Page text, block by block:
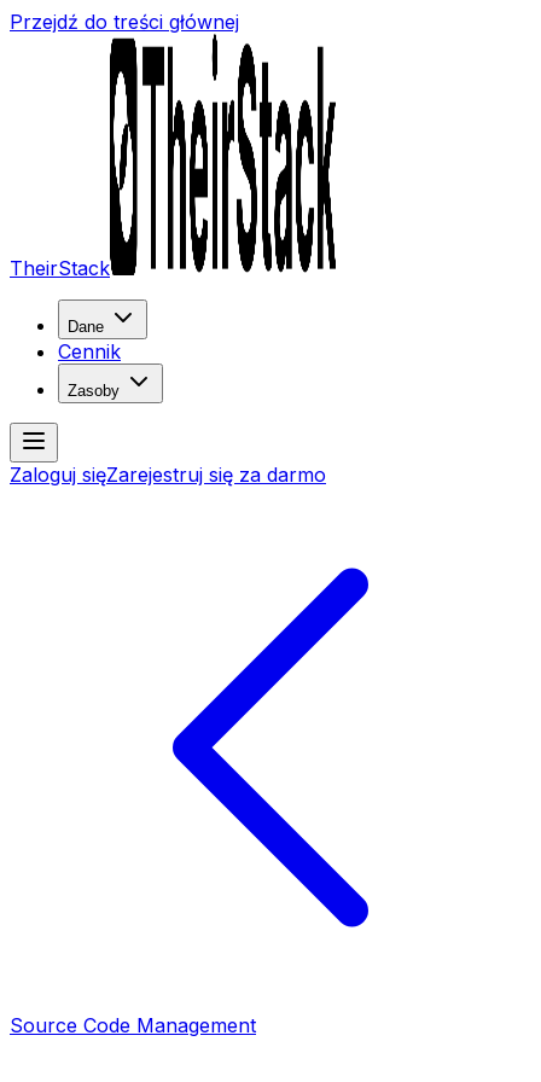
Przejdź do treści głównej
TheirStack
Dane
Cennik
Zasoby
Zaloguj sięZarejestruj się za darmo
Source Code Management